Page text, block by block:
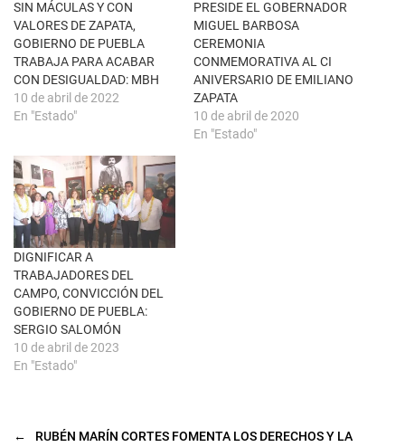
n
t
a
n
a
n
u
v
a
)
k
(
S
e
a
b
r
e
e
v
n
t
a
n
a
n
u
e
v
a
)
SIN MÁCULAS Y CON
VALORES DE ZAPATA,
GOBIERNO DE PUEBLA
TRABAJA PARA ACABAR
CON DESIGUALDAD: MBH
10 de abril de 2022
En "Estado"
PRESIDE EL GOBERNADOR
MIGUEL BARBOSA
CEREMONIA
CONMEMORATIVA AL CI
ANIVERSARIO DE EMILIANO
ZAPATA
10 de abril de 2020
En "Estado"
DIGNIFICAR A
TRABAJADORES DEL
CAMPO, CONVICCIÓN DEL
GOBIERNO DE PUEBLA:
SERGIO SALOMÓN
10 de abril de 2023
En "Estado"
←
RUBÉN MARÍN CORTES FOMENTA LOS DERECHOS Y LA